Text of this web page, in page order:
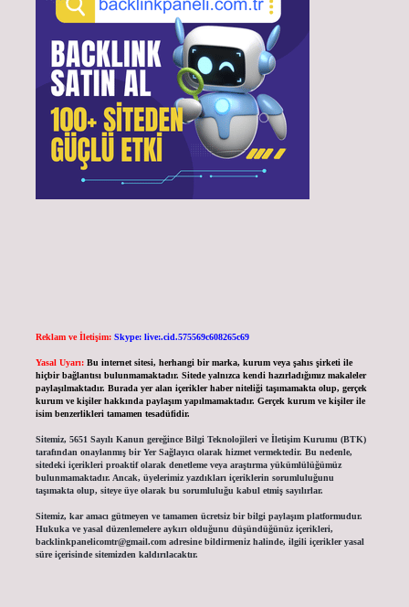
Reklam ve İletişim: Skype: live:.cid.575569c608265c69
Yasal Uyarı: Bu internet sitesi, herhangi bir marka, kurum veya şahıs şirketi ile
hiçbir bağlantısı bulunmamaktadır. Sitede yalnızca kendi hazırladığımız makaleler
paylaşılmaktadır. Burada yer alan içerikler haber niteliği taşımamakta olup, gerçek
kurum ve kişiler hakkında paylaşım yapılmamaktadır. Gerçek kurum ve kişiler ile
isim benzerlikleri tamamen tesadüfidir.
Sitemiz, 5651 Sayılı Kanun gereğince Bilgi Teknolojileri ve İletişim Kurumu (BTK)
tarafından onaylanmış bir Yer Sağlayıcı olarak hizmet vermektedir. Bu nedenle,
sitedeki içerikleri proaktif olarak denetleme veya araştırma yükümlülüğümüz
bulunmamaktadır. Ancak, üyelerimiz yazdıkları içeriklerin sorumluluğunu
taşımakta olup, siteye üye olarak bu sorumluluğu kabul etmiş sayılırlar.
Sitemiz, kar amacı gütmeyen ve tamamen ücretsiz bir bilgi paylaşım platformudur.
Hukuka ve yasal düzenlemelere aykırı olduğunu düşündüğünüz içerikleri,
backlinkpanelicomtr@gmail.comadresine bildirmeniz halinde, ilgili içerikler yasal
süre içerisinde sitemizden kaldırılacaktır.